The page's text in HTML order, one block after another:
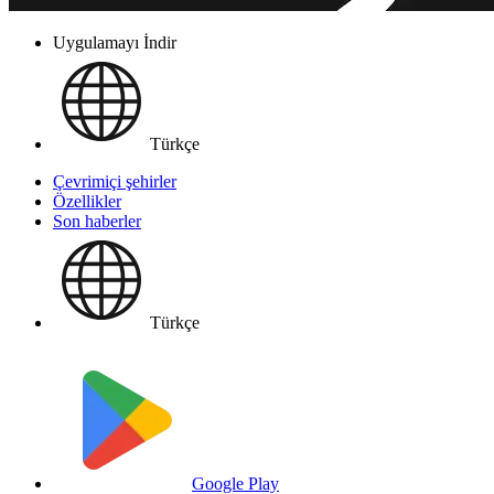
Uygulamayı İndir
Türkçe
Çevrimiçi şehirler
Özellikler
Son haberler
Türkçe
Google Play